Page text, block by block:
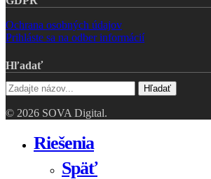
Ochrana osobných údajov
Prihláste sa na odber informácií
Hľadať
Hľadať
© 2026 SOVA Digital.
Menu
Riešenia
Späť